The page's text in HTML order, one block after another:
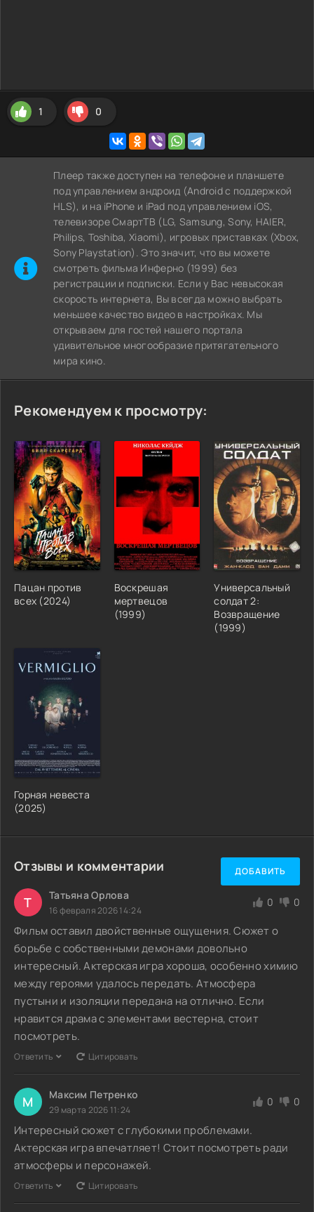
1 0
Плеер также доступен на телефоне и планшете
под управлением андроид (Android с поддержкой
HLS), и на iPhone и iPad под управлением iOS,
телевизоре СмартТВ (LG, Samsung, Sony, HAIER,
Philips, Toshiba, Xiaomi), игровых приставках (Xbox,
Sony Playstation). Это значит, что вы можете
cмотреть фильма Инферно (1999) без
регистрации и подписки. Если у Вас невысокая
скорость интернета, Вы всегда можно выбрать
меньшее качество видео в настройках. Мы
открываем для гостей нашего портала
удивительное многообразие притягательного
мира кино.
Рекомендуем к просмотру:
Пацан против
всех (2024)
Воскрешая
мертвецов
(1999)
Универсальный
солдат 2:
Возвращение
(1999)
Горная невеста
(2025)
Отзывы и комментарии ДОБАВИТЬ
Т Татьяна Орлова
16 февраля 2026 14:24
0 0
Фильм оставил двойственные ощущения. Сюжет о
борьбе с собственными демонами довольно
интересный. Актерская игра хороша, особенно химию
между героями удалось передать. Атмосфера
пустыни и изоляции передана на отлично. Если
нравится драма с элементами вестерна, стоит
посмотреть.
Ответить Цитировать
М Максим Петренко
29 марта 2026 11:24
0 0
Интересный сюжет с глубокими проблемами.
Актерская игра впечатляет! Стоит посмотреть ради
атмосферы и персонажей.
Ответить Цитировать